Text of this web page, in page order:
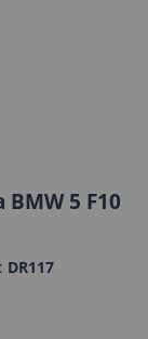
5 F10
DR117